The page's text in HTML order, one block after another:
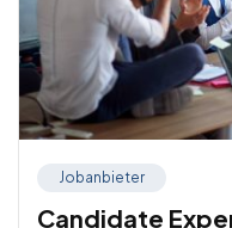
Jobanbieter
Candidate